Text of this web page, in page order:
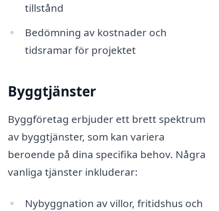
tillstånd
Bedömning av kostnader och
tidsramar för projektet
Byggtjänster
Byggföretag erbjuder ett brett spektrum
av byggtjänster, som kan variera
beroende på dina specifika behov. Några
vanliga tjänster inkluderar:
Nybyggnation av villor, fritidshus och